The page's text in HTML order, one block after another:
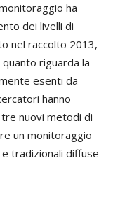
ha
dei livelli di
nel raccolto 2013,
riguarda la
esenti da
hanno
nuovi metodi di
un monitoraggio
tradizionali diffuse